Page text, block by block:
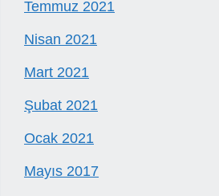
Temmuz 2021
Nisan 2021
Mart 2021
Şubat 2021
Ocak 2021
Mayıs 2017